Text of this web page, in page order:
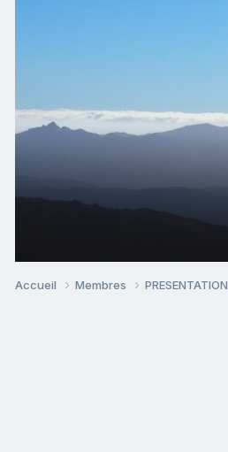
Accueil Membres PRESENTATION